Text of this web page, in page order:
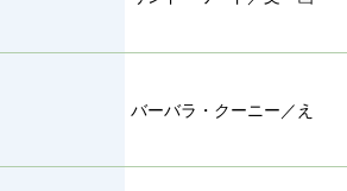
バーバラ・クーニー／え